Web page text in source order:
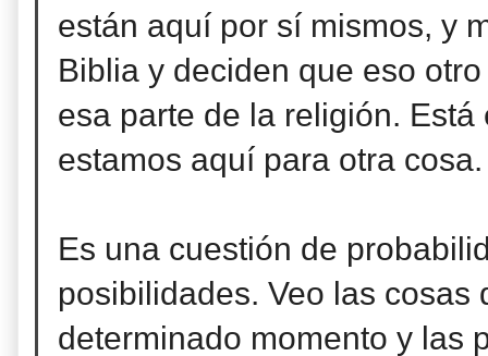
están aquí por sí mismos, y
Biblia y deciden que eso
esa parte de la religión.
estamos aquí para otra
Es una cuestión de
posibilidades. Veo las cosas
determinado momento y las